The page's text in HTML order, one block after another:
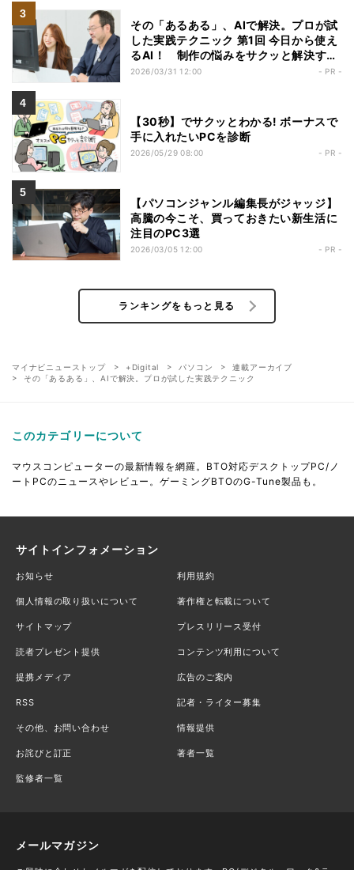
その「あるある」、AIで解決。プロが試
した実践テクニック 第1回 今日から使え
るAI！ 制作の悩みをサクッと解決する
実践ガイド【Webデザイナー編】
2026/03/31 12:00 - PR -
【30秒】でサクッとわかる! ボーナスで
手に入れたいPCを診断
2026/05/29 08:00 - PR -
【パソコンジャンル編集長がジャッジ】
高騰の今こそ、買っておきたい新生活に
注目のPC3選
2026/03/05 12:00 - PR -
ランキングをもっと見る
マイナビニューストップ +Digital パソコン
連載アーカイブ
その「あるある」、AIで解決。プロが試した実践テクニック
このカテゴリーについて
マウスコンピューターの最新情報を網羅。BTO対応デスクトップPC/ノ
ートPCのニュースやレビュー。ゲーミングBTOのG-Tune製品も。
サイトインフォメーション
お知らせ 利用規約
個人情報の取り扱いについて 著作権と転載について
サイトマップ プレスリリース受付
読者プレゼント提供 コンテンツ利用について
提携メディア 広告のご案内
RSS 記者・ライター募集
その他、お問い合わせ 情報提供
お詫びと訂正 著者一覧
監修者一覧
メールマガジン